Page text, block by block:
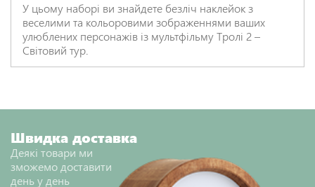
У цьому наборі ви знайдете безліч наклейок з
веселими та кольоровими зображеннями ваших
улюблених персонажів із мультфільму Тролі 2 –
Світовий тур.
*
Заголовок відгуку
Швидка доставка
Деякі товари ми
зможемо доставити
день у день